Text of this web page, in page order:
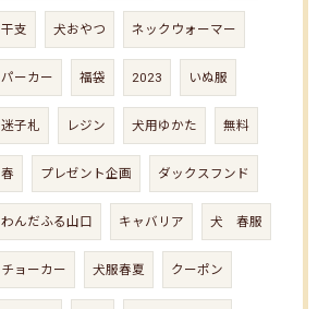
干支 犬おやつ ネックウォーマー
パーカー 福袋 2023 いぬ服
迷子札 レジン 犬用ゆかた 無料
春 プレゼント企画 ダックスフンド
わんだふる山口 キャバリア 犬 春服
チョーカー 犬服春夏 クーポン